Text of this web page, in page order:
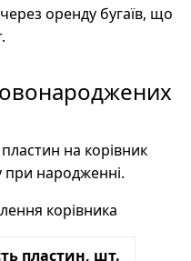
оренду бугаїв, що
на корівник
при народженні.
корівника
пластин, шт.